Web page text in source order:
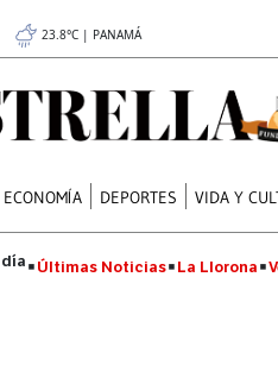
23.8°C | PANAMÁ
ECONOMÍA DEPORTES VIDA Y
Últimas Noticias La Llorona